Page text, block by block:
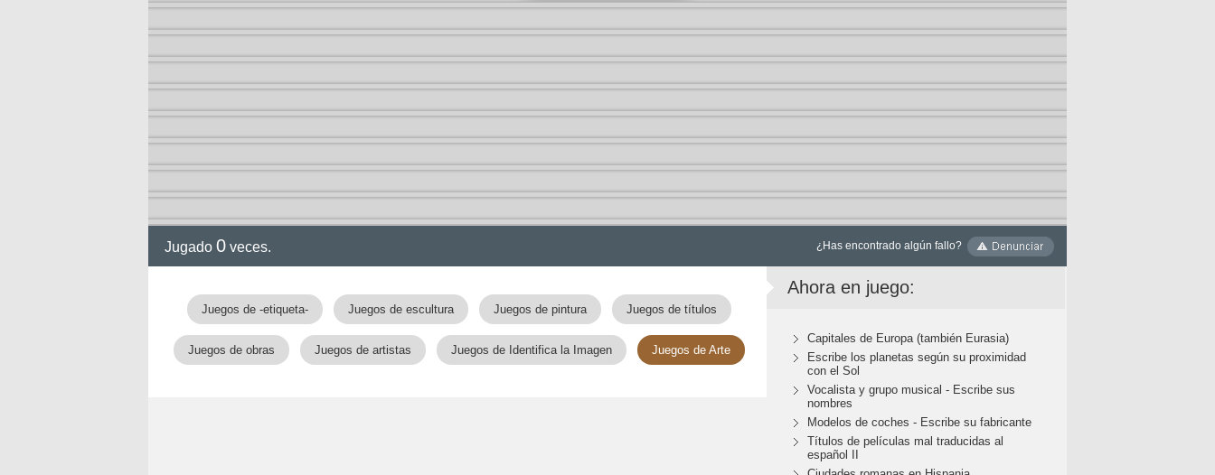
Jugado 0 veces. ¿Has encontrado algún fallo?
Juegos de -etiqueta- Juegos de escultura Juegos de pintura Juegos de títulos
Juegos de obras Juegos de artistas Juegos de Identifica la Imagen Juegos de Arte
Ahora en juego:
Capitales de Europa (también Eurasia)
Escribe los planetas según su proximidad
con el Sol
Vocalista y grupo musical - Escribe sus
nombres
Modelos de coches - Escribe su fabricante
Títulos de películas mal traducidas al
español II